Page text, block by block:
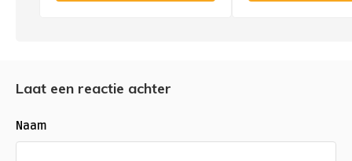
Laat een reactie achter
Naam